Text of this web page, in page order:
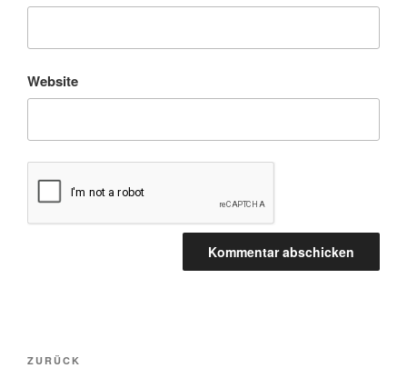
Website
Beitragsnavigation
Vorheriger
ZURÜCK